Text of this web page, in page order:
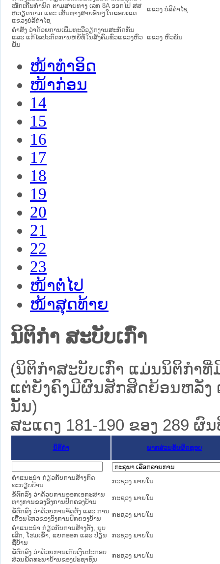
ໜັກເກີນກຳນົດ ຕາມສາຍທາງ ເລກ 8A ອອກໄປ ສສ
ຫວຽດນາມ ແລະ ເສັ້ນທາງສາຍອື່ນໆໃນຂອບເຂດ
ແຂວງບໍລິຄຳໄຊ
ແຂວງ ບໍລິຄໍາໄຊ
ຄຳສັ່ງ ວ່າດ້ວຍການເພີ່ມທະວີວຽກງານສະກັດກັ້ນ
ແລະ ແກ້ໄຂປະກົດການຫຍໍ້ທໍ້ໃນສັງຄົມທົ່ວແຂວງຫົວ
ພັນ
ແຂວງ ຫົວພັນ
ໜ້າທໍາອິດ
ໜ້າກ່ອນ
14
15
16
17
18
19
20
21
22
23
ໜ້າຕໍ່ໄປ
ໜ້າສຸດທ້າຍ
ນິຕິກໍາ ສະບັບເກົ່າ
(ນິຕິກໍາສະບັບເກົ່າ ແມ່ນນິຕິກໍາ
ແຕ່ຍັງຄົງມີຜົນສັກສິດຍ້ອນຫລັງ
ນັ້ນ)
ສະແດງ 181-190 ຂອງ 289 ຜົ
ນິຕິກໍາ ພາກສ່ວນຮັບຜິດຊອບ
ຄຳແນະນຳ ກ່ຽວກັບການສ້າງກົດ
ລະບຽບບ້ານ
ກະຊວງ ພາຍໃນ
ຂໍ້ຕົກລົງ ວ່າດ້ວຍການອອກເອກະສານ
ທາງການຂອງອົງການປົກຄອງບ້ານ
ກະຊວງ ພາຍໃນ
ຂໍ້ຕົກລົງ ວ່າດ້ວຍການຈັດຕັ້ງ ແລະ ການ
ເຄື່ອນໄຫວຂອງອົງການປົກຄອງບ້ານ
ກະຊວງ ພາຍໃນ
ຄຳແນະນຳ ກ່ຽວກັບການສ້າງຕັ້ງ, ຍຸບ
ເລີກ, ໂຮມເຂົ້າ, ແຍກອອກ ແລະ ປ່ຽນ
ຊື່ບ້ານ
ກະຊວງ ພາຍໃນ
ຂໍ້ຕົກລົງ ວ່າດ້ວຍການເກັບເງິນປະກອບ
ສ່ວນພັດທະນາບ້ານຂອງປະຊາຊົນ
ກະຊວງ ພາຍໃນ